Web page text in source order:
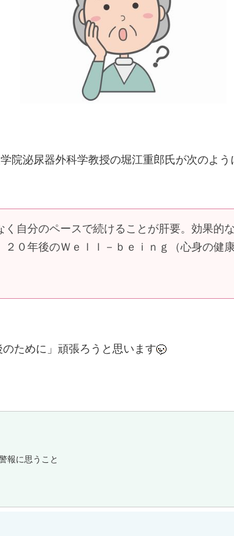
院泌尿器外科学教授の堀江重郎氏が次のよ
く自分のペースで続けることが肝要。効果的
２０年後のＷｅｌｌ－ｂｅｉｎｇ（心身の健
ために」頑張ろうと思います
報に思うこと